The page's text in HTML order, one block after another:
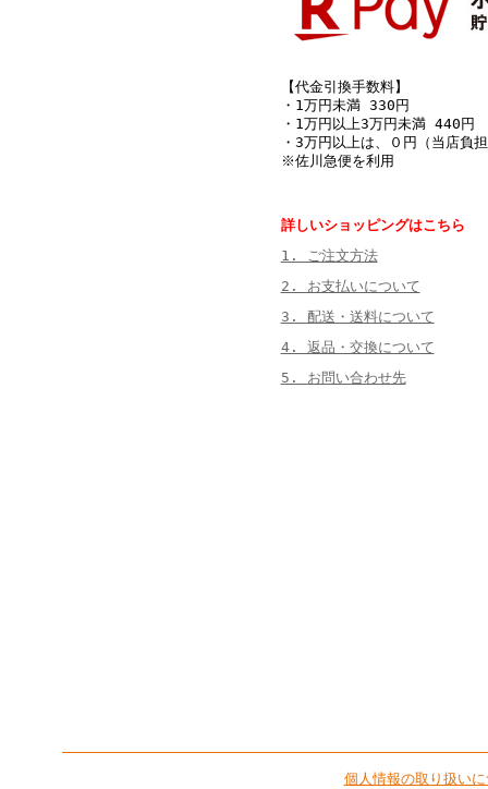
【代金引換手数料】
・1万円未満 330円
・1万円以上3万円未満 440円
・3万円以上は、０円（当店負
※佐川急便を利用
詳しいショッピングはこちら
1. ご注文方法
2. お支払いについて
3. 配送・送料について
4. 返品・交換について
5. お問い合わせ先
個人情報の取り扱い